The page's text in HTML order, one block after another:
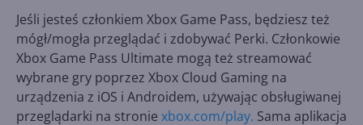
Jeśli jesteś członkiem Xbox Game Pass, będziesz też
mógł/mogła przeglądać i zdobywać Perki. Członkowie
Xbox Game Pass Ultimate mogą też streamować
wybrane gry poprzez Xbox Cloud Gaming na
urządzenia z iOS i Androidem, używając obsługiwanej
przeglądarki na stronie xbox.com/play. Sama aplikacja